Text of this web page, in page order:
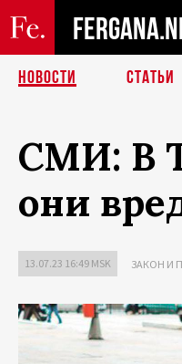
НОВОСТИ СТАТЬИ
СМИ: В
они
13.07.23 16:49 MSK ЗАКОН И